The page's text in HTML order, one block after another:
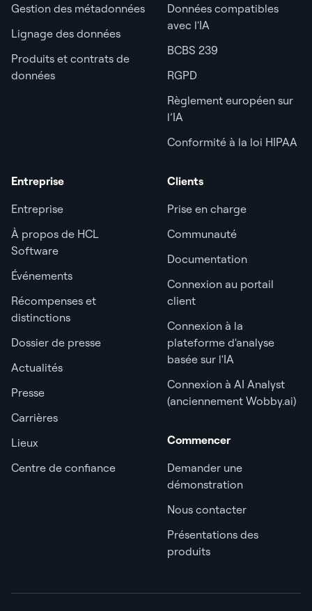
Gestion des métadonnées
Lignage des données
Produits et contrats de
données
Données compatibles
avec l'IA
BCBS 239
RGPD
Règlement européen sur
l’IA
Conformité à la loi HIPAA
Entreprise
Entreprise
À propos de HCL
Software
Événements
Récompenses et
distinctions
Dossier de presse
Actualités
Presse
Carrières
Lieux
Centre de confiance
Clients
Prise en charge
Communauté
Documentation
Connexion au portail
client
Connexion à la
plateforme d'analyse
basée sur l'IA
Connexion à AI Analyst
(anciennement Wobby.ai)
Commencer
Demander une
démonstration
Nous contacter
Présentations des
produits